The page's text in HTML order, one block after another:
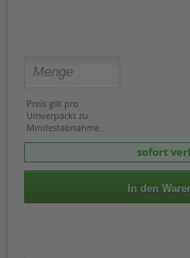
Preis gilt pro
Umverpackt zu
Mindestabnahme
sofort
In den